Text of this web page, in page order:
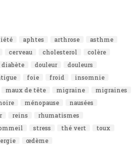
aphtes arthrose
asthme
cerveau cholesterol
colère
diabète douleur
douleurs
foie froid
insomnie
maux de tête migraine
migraines
ménopause
nausées
reins
rhumatismes
stress thé vert
toux
œdème